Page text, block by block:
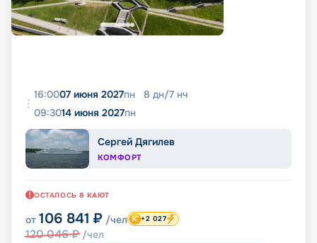
16:0007 июня 2027пн 8 дн/7 нч
09:3014 июня 2027пн
Сергей Дягилев
КОМФОРТ
ОСТАЛОСЬ 8 КАЮТ
от 106 841 ₽ /чел
120 046₽ /чел
+2 027